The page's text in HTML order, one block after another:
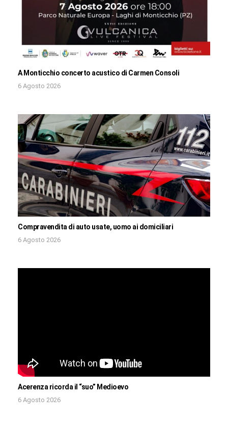
A Monticchio concerto acustico di Carmen Consoli
6 Agosto 2026
Compravendita di auto usate, uomo ai domiciliari
6 Agosto 2026
Acerenza ricorda il “suo” Medioevo
6 Agosto 2026